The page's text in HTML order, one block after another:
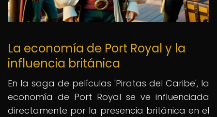
La economía de Port Royal y la
influencia británica
En la saga de películas 'Piratas del Caribe', la
economía de Port Royal se ve influenciada
directamente por la presencia británica en el